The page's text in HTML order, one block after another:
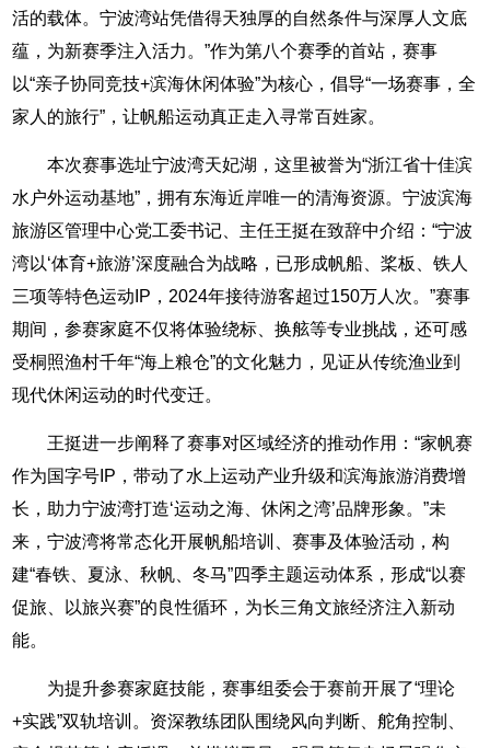
活的载体。宁波湾站凭借得天独厚的自然条件与深厚人文底
蕴，为新赛季注入活力。”作为第八个赛季的首站，赛事
以“亲子协同竞技+滨海休闲体验”为核心，倡导“一场赛事，全
家人的旅行”，让帆船运动真正走入寻常百姓家。
本次赛事选址宁波湾天妃湖，这里被誉为“浙江省十佳滨
水户外运动基地”，拥有东海近岸唯一的清海资源。宁波滨海
旅游区管理中心党工委书记、主任王挺在致辞中介绍：“宁波
湾以‘体育+旅游’深度融合为战略，已形成帆船、桨板、铁人
三项等特色运动IP，2024年接待游客超过150万人次。”赛事
期间，参赛家庭不仅将体验绕标、换舷等专业挑战，还可感
受桐照渔村千年“海上粮仓”的文化魅力，见证从传统渔业到
现代休闲运动的时代变迁。
王挺进一步阐释了赛事对区域经济的推动作用：“家帆赛
作为国字号IP，带动了水上运动产业升级和滨海旅游消费增
长，助力宁波湾打造‘运动之海、休闲之湾’品牌形象。”未
来，宁波湾将常态化开展帆船培训、赛事及体验活动，构
建“春铁、夏泳、秋帆、冬马”四季主题运动体系，形成“以赛
促旅、以旅兴赛”的良性循环，为长三角文旅经济注入新动
能。
为提升参赛家庭技能，赛事组委会于赛前开展了“理论
+实践”双轨培训。资深教练团队围绕风向判断、舵角控制、